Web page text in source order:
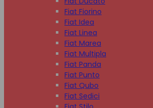
Fiat Fiorino
Fiat Idea
Fiat Linea
Fiat Marea
Fiat Multipla
Fiat Panda
Fiat Punto
Fiat Qubo
Fiat Sedici